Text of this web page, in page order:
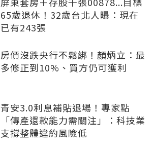
65歲退休！32歲台北人曝：現在
已有243張
房價沒跌央行不鬆綁！顏炳立：最
多修正到10%、買方仍可獲利
青安3.0利息補貼退場！專家點
「傳產還款能力需關注」：科技業
支撐整體違約風險低